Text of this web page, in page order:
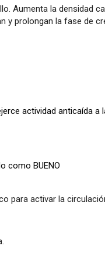
Aumenta la densidad
y prolongan la fase de
actividad anticaída
como BUENO
para activar la